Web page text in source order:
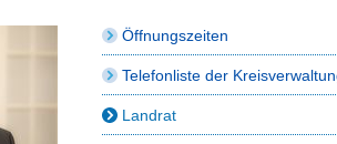
Öffnungszeiten
Telefonliste der
Landrat